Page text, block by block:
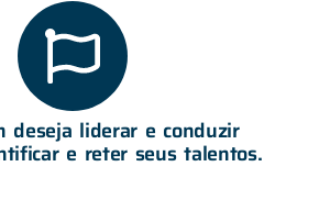
deseja liderar e conduzir
e reter seus talentos.